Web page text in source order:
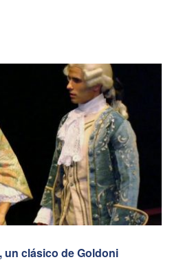
un clásico de Goldoni